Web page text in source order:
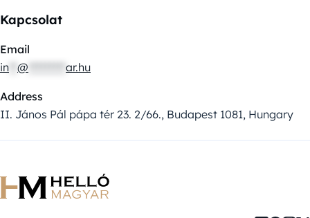
Kapcsolat
Email
in @ ar.hu
Address
II. János Pál pápa tér 23. 2/66., Budapest 1081, Hungary